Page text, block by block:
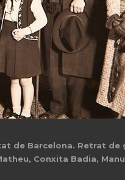
de Barcelona. Retrat
Conxita Badia,